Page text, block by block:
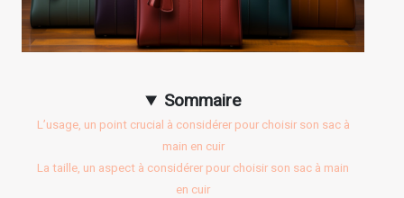
Sommaire
L’usage, un point crucial à considérer pour choisir son sac à
main en cuir
La taille, un aspect à considérer pour choisir son sac à main
en cuir